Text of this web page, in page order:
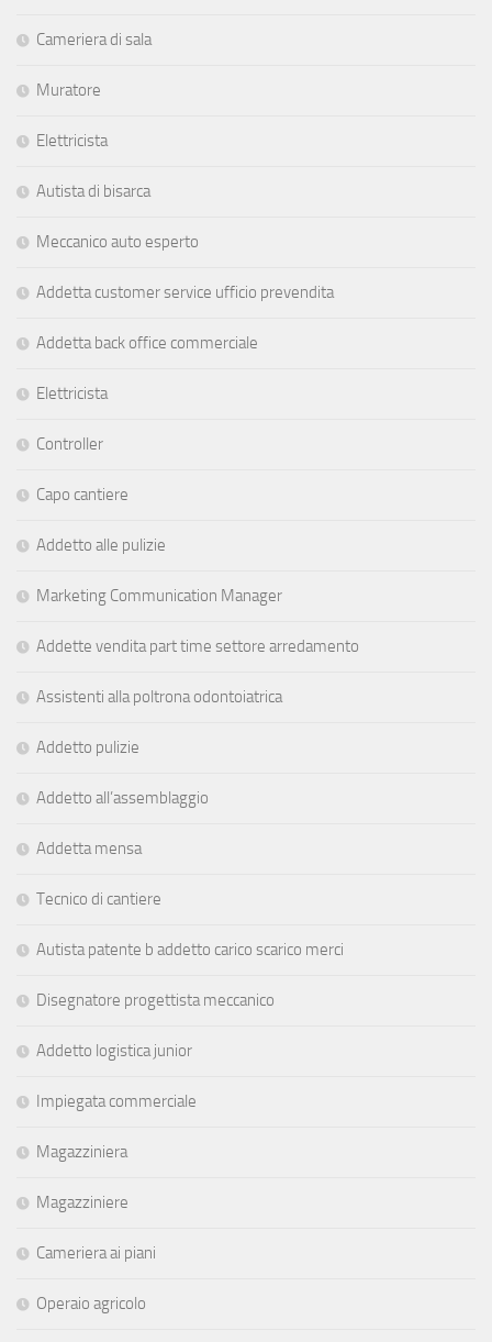
Cameriera di sala
Muratore
Elettricista
Autista di bisarca
Meccanico auto esperto
Addetta customer service ufficio prevendita
Addetta back office commerciale
Elettricista
Controller
Capo cantiere
Addetto alle pulizie
Marketing Communication Manager
Addette vendita part time settore arredamento
Assistenti alla poltrona odontoiatrica
Addetto pulizie
Addetto all’assemblaggio
Addetta mensa
Tecnico di cantiere
Autista patente b addetto carico scarico merci
Disegnatore progettista meccanico
Addetto logistica junior
Impiegata commerciale
Magazziniera
Magazziniere
Cameriera ai piani
Operaio agricolo